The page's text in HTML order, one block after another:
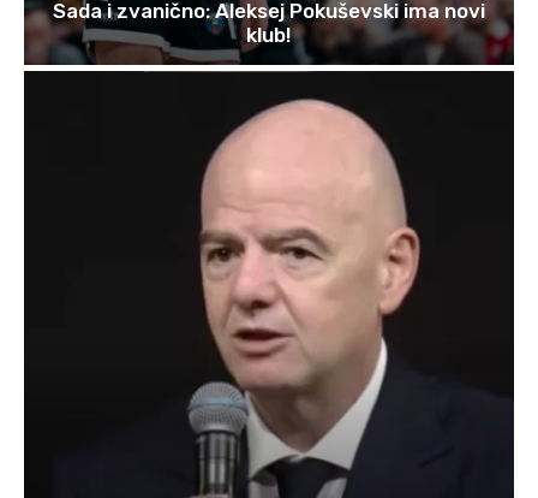
Sada i zvanično: Aleksej Pokuševski ima novi
klub!